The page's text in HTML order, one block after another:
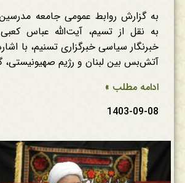
به گزارش روابط عمومی جامعه
به نقل از تسیم، آیت‌الله عباس
خبرنگار سیاسی خبرگزاری تسنیم، با
آتش‌بس بین لبنان و رژیم
ادامه مطلب »
1403-09-08